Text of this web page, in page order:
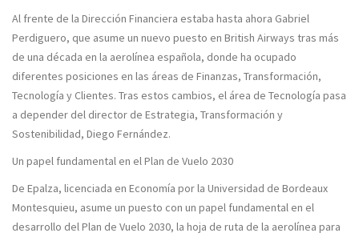
Al frente de la Dirección Financiera estaba hasta ahora Gabriel
Perdiguero, que asume un nuevo puesto en British Airways tras más
de una década en la aerolínea española, donde ha ocupado
diferentes posiciones en las áreas de Finanzas, Transformación,
Tecnología y Clientes. Tras estos cambios, el área de Tecnología pasa
a depender del director de Estrategia, Transformación y
Sostenibilidad, Diego Fernández.
Un papel fundamental en el Plan de Vuelo 2030
De Epalza, licenciada en Economía por la Universidad de Bordeaux
Montesquieu, asume un puesto con un papel fundamental en el
desarrollo del Plan de Vuelo 2030, la hoja de ruta de la aerolínea para